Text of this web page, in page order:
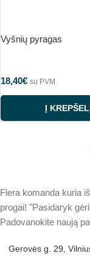
Vyšnių pyragas
18,40€ su PVM
Į
Flera komanda kuria
progai! "Pasidaryk
Padovanokite naują
Gerovės g. 29,